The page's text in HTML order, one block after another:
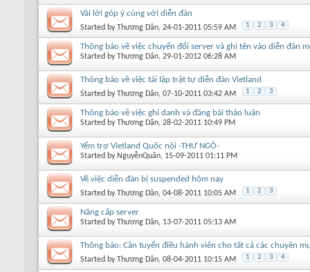
Vài lời góp ý cùng với diễn đàn
Started byThương Dân, 24-01-2011 05:59 AM 1 2 3 4
Thông báo về việc chuyển đổi server và ghi tên vào diễn đàn
Started byThương Dân, 29-01-2012 06:28 AM
Thông báo về việc tái lập trật tự diễn đàn Vietland
Started byThương Dân, 07-10-2011 03:42 AM 1 2 3
Thông báo về việc ghi danh và đăng bài thảo luận
Started byThương Dân, 28-02-2011 10:49 PM
Yểm trợ Vietland Quốc nội -THƯ NGỎ-
Started by NguyễnQuân, 15-09-2011 01:11 PM
Về việc diễn đàn bị suspended hôm nay
Started byThương Dân, 04-08-2011 10:05 AM 1 2 3
Nâng cấp server
Started byThương Dân, 13-07-2011 05:13 AM
Thông báo: Cần tuyển điều hành viên cho tất cả các chuyên
Started byThương Dân, 08-04-2011 10:15 AM 1 2 3 4